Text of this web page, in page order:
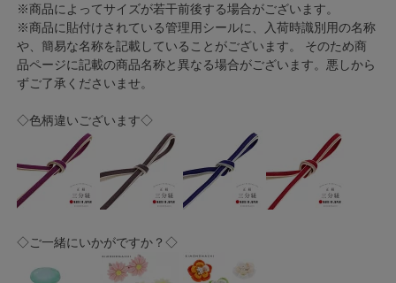
※商品によってサイズが若干前後する場合がございます。
※商品に貼付けされている管理用シールに、入荷時識別用の名称
や、簡易な名称を記載していることがございます。 そのため商
品ページに記載の商品名称と異なる場合がございます。悪しから
ずご了承くださいませ。
◇色柄違いございます◇
◇ご一緒にいかがですか？◇